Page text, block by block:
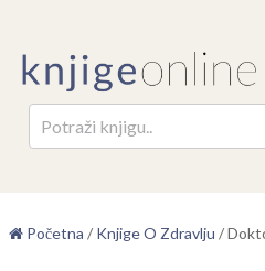
Početna / Knjige O Zdravlju /